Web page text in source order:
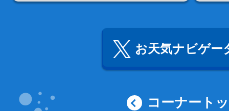
お天気ナビゲー
コーナート